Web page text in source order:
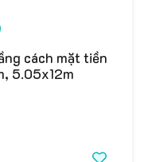
cách mặt tiền
5.05x12m